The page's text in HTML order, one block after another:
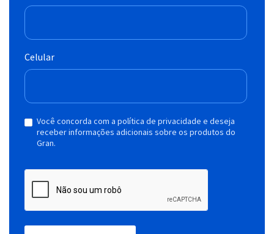
Celular
Você concorda com a política de privacidade e deseja
receber informações adicionais sobre os produtos do
Gran.